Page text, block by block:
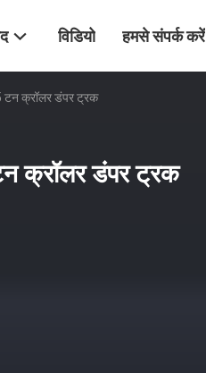
विडियो हमसे संपर्क करें
टन क्रॉलर डंपर ट्रक
क्रॉलर डंपर ट्रक